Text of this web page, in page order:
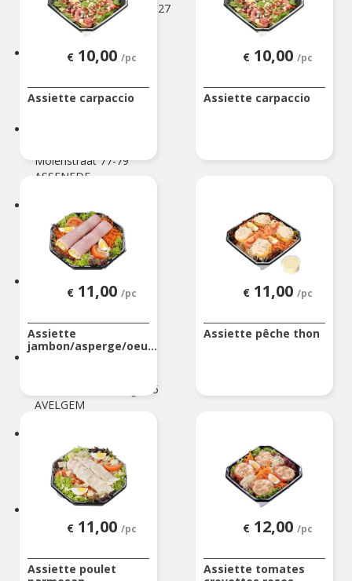
Chaussée de Charleroi 127
ANDERLUES
ANTOING
Rue Louvieaux 5
ANTOING
Molenstraat 77-79
ASSENEDE
Rue de Soignies
ATH
AUVELAIS
Doorniksesteenweg 165
AVELGEM
Rue de Bruxelles 86
Awans
BARVAUX
BARVAUX
€ 10,00 /pc
Assiette carpaccio
€ 10,00 /pc
Assiette carpaccio
€ 11,00 /pc
Assiette
jambon/asperge/oeu...
€ 11,00 /pc
Assiette pêche thon
€ 11,00 /pc
Assiette poulet
€ 12,00 /pc
Assiette tomates